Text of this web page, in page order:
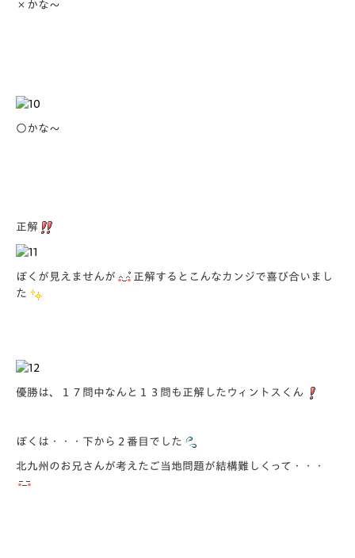
×かな～
○かな～
正解
ぼくが見えませんが
正解するとこんなカンジで喜び合いまし
た
優勝は、１７問中なんと１３問も正解したウィントスくん
ぼくは・・・下から２番目でした
北九州のお兄さんが考えたご当地問題が結構難しくって・・・